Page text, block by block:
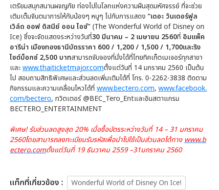
เตรียมสนุกสนานผจญภัย ท่องไปในโลกแห่งความฝันสุดมหัศจรรย์ ที่จะช่วย
เติมเต็มจินตนาการให้กับน้องๆ หนูๆ ไปกับการแสดง “เดอะ วันเดอร์ฟูล
เวิล์ด ออฟ ดิสนีย์ ออน ไอซ์”(The Wonderful World of Disney on
Ice) ซึ่งจะจัดแสดงระหว่างวันที่30 มีนาคม – 2 เมษายน 2560ที่ อิมแพ็ค
อารีน่า เมืองทองธานีบัตรราคา 600/ 1,200/ 1,500 / 1,700และริง
ไซด์บ็อกซ์2,500 บาทสามารถจับจองที่นั่งได้ที่ไทยทิคเก็ตเมเจอร์ทุกสาขา
และwww.thaiticketmajor.comตั้งแต่วันที่ 14 มกราคม 2560 เป็นต้น
ไป สอบถามสิทธิพิเศษและส่วนลดเพิ่มเติมได้ที่ โทร. 0-2262-3838 ติดตาม
กิจกรรมและความเคลื่อนไหวได้ที่ www.bectero.com, www.facebook.
com/bectero, ทวิตเตอร์ @BEC_Tero_Entและอินสตาแกรม
BECTERO_ENTERTAINMENT
พิเศษ! รับส่วนลดสูงสุด 20% เมื่อซื้อบัตรระหว่างวันที่ 14 – 31 มกราคม
2560โดยสามารถลงทะเบียนรับรหัสเพื่อนำไปใช้เป็นส่วนลดได้ทาง www.b
ectero.comตั้งแต่วันที่ 19 ธันวาคม 2559 –31มกราคม 2560
เเท็กที่เกี่ยวข้อง :
Wonderful World of Disney On Ice!